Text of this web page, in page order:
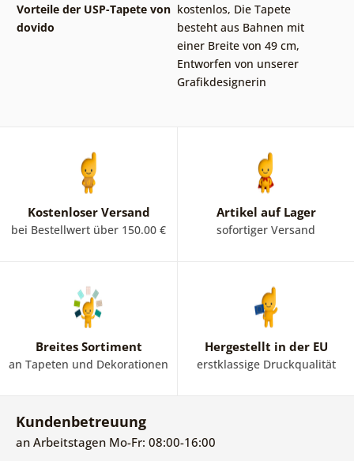
Vorteile der USP-Tapete von
dovido
kostenlos, Die Tapete
besteht aus Bahnen mit
einer Breite von 49 cm,
Entworfen von unserer
Grafikdesignerin
Kostenloser Versand
bei Bestellwert über 150.00 €
Artikel auf Lager
sofortiger Versand
Breites Sortiment
an Tapeten und Dekorationen
Hergestellt in der EU
erstklassige Druckqualität
Kundenbetreuung
an Arbeitstagen Mo-Fr: 08:00-16:00